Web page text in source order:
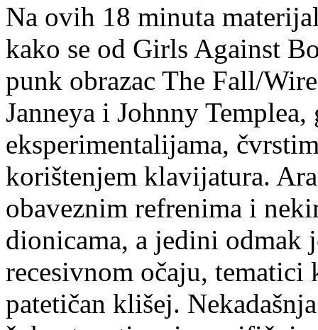
Na ovih 18 minuta
kako se od Girls Against
punk obrazac The Fall/
Janneya i Johnny
eksperimentalijama,
korištenjem klavijatura.
obaveznim refrenima i
dionicama, a jedini odmak
recesivnom očaju, tematici
patetičan klišej.